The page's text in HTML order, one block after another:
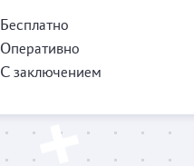
Бесплатно
Оперативно
С заключением